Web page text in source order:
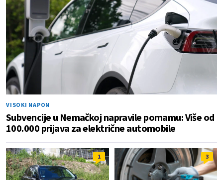
VISOKI NAPON
Subvencije u Nemačkoj napravile pomamu: Više od
100.000 prijava za električne automobile
1 3